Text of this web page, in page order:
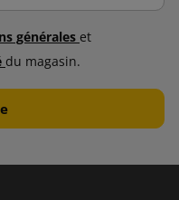
générales et
du magasin.